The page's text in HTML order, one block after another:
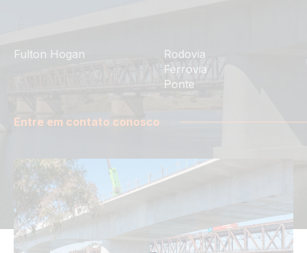
Fulton Hogan
Rodovia
Ferrovia
Ponte
Entre em contato conosco